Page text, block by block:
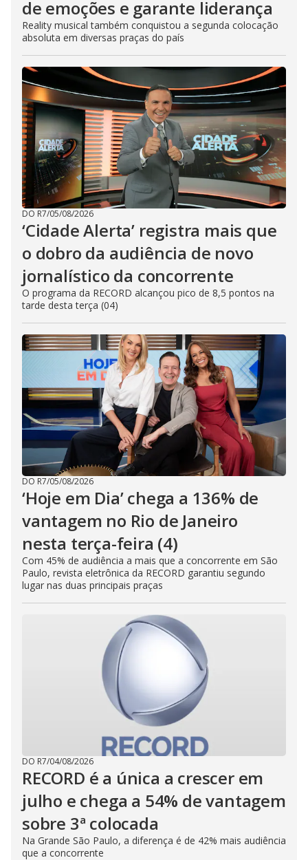
de emoções e garante liderança
Reality musical também conquistou a segunda colocação
absoluta em diversas praças do país
DO R7/05/08/2026
‘Cidade Alerta’ registra mais que
o dobro da audiência de novo
jornalístico da concorrente
O programa da RECORD alcançou pico de 8,5 pontos na
tarde desta terça (04)
DO R7/05/08/2026
‘Hoje em Dia’ chega a 136% de
vantagem no Rio de Janeiro
nesta terça-feira (4)
Com 45% de audiência a mais que a concorrente em São
Paulo, revista eletrônica da RECORD garantiu segundo
lugar nas duas principais praças
DO R7/04/08/2026
RECORD é a única a crescer em
julho e chega a 54% de vantagem
sobre 3ª colocada
Na Grande São Paulo, a diferença é de 42% mais audiência
que a concorrente